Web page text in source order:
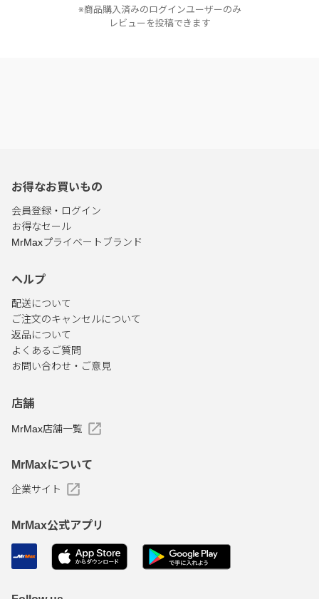
※商品購入済みのログインユーザーのみ
レビューを投稿できます
お得なお買いもの
会員登録・ログイン
お得なセール
MrMaxプライベートブランド
ヘルプ
配送について
ご注文のキャンセルについて
返品について
よくあるご質問
お問い合わせ・ご意見
店舗
MrMax店舗一覧
MrMaxについて
企業サイト
MrMax公式アプリ